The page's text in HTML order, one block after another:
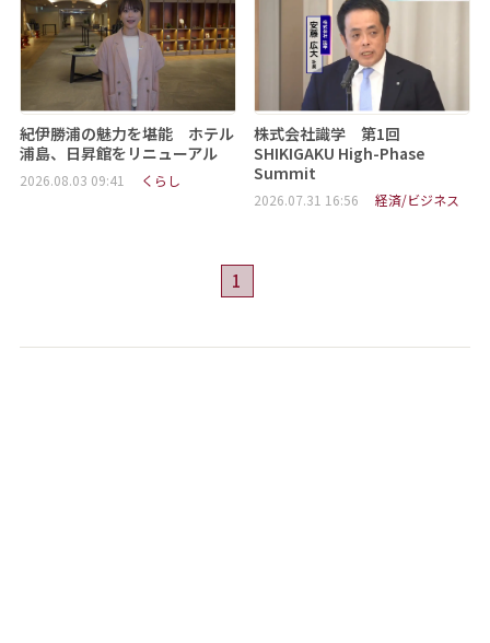
紀伊勝浦の魅力を堪能 ホテル
浦島、日昇館をリニューアル
2026.08.03 09:41 くらし
株式会社識学 第1回
SHIKIGAKU High-Phase
Summit
2026.07.31 16:56 経済/ビジネス
1